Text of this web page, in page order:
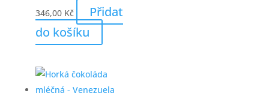
346,00 Kč
Přidat
do košíku